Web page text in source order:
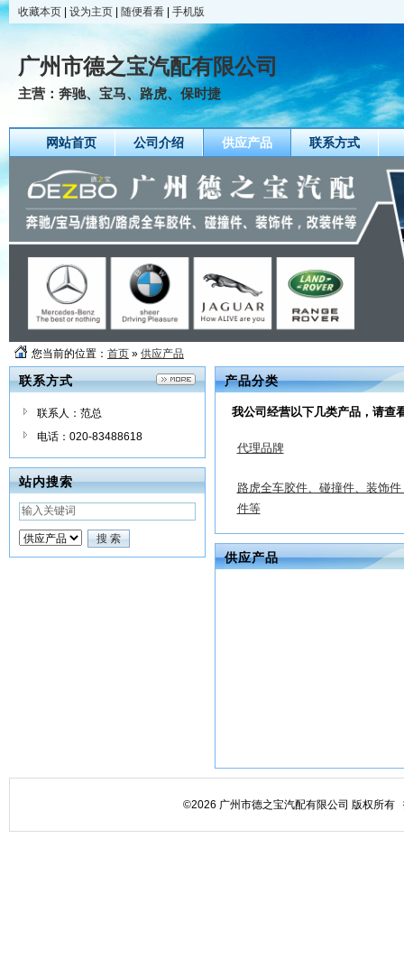
收藏本页 设为主页 随便看看 手机版
广州市德之宝汽配有限公司
主营：奔驰、宝马、路虎、保时捷
网站首页 公司介绍 供应产品 联系方式
您当前的位置： 首页 » 供应产品
联系方式
联系人：范总
电话：020-83488618
站内搜索
产品分类
我公司经营以下几类产品，请查
代理品牌
路虎全车胶件、碰撞件、装饰件
件等
供应产品
©2026 广州市德之宝汽配有限公司 版权所有